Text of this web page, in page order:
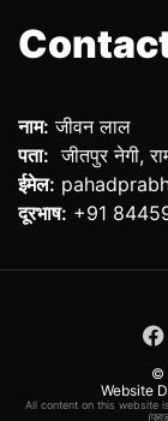
नाम: जीवन लाल
पता: जीतपुर नेगी,
ईमेल:
दूरभाष: +91
©
Website
All content on this website